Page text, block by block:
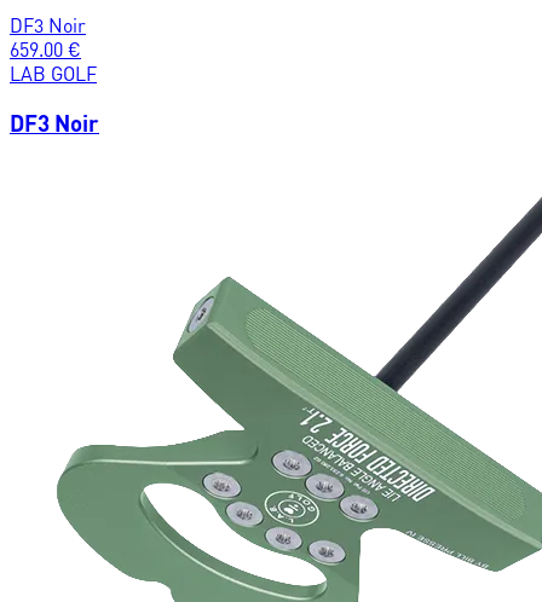
DF3 Noir
659.00 €
LAB GOLF
DF3 Noir